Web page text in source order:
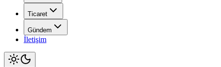
Ticaret
Gündem
İletişim